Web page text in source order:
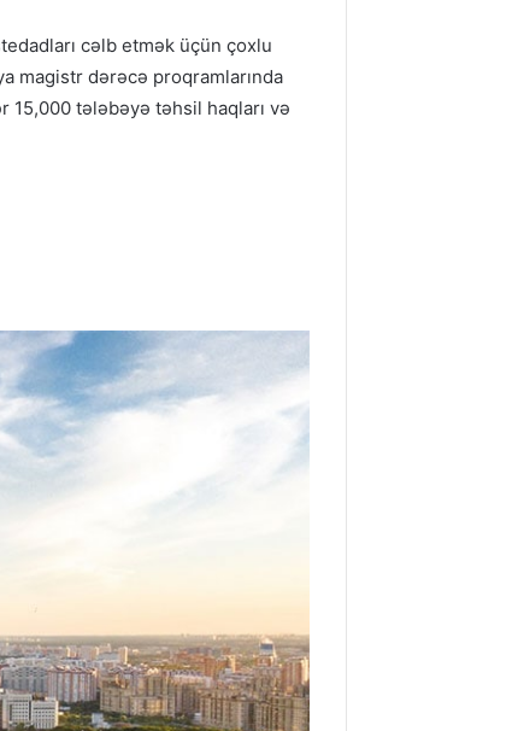
cəlb etmək üçün çoxlu
magistr dərəcə proqramlarında
15,000 tələbəyə təhsil haqları və